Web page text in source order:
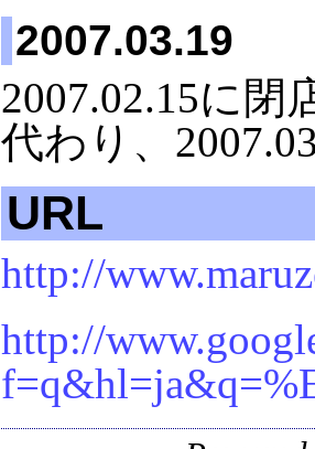
2007.03.19
2007.02.15に閉
代わり、
URL
http://
http://